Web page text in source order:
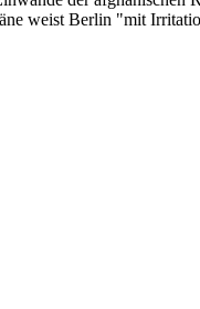
weist Berlin "mit